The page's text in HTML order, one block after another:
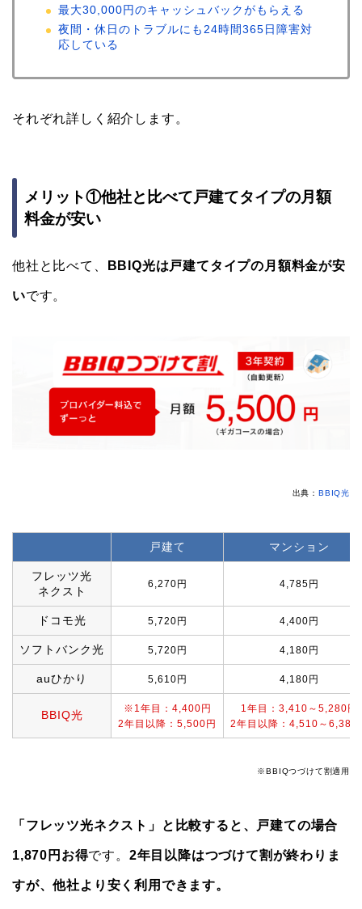
最大30,000円のキャッシュバックがもらえる
夜間・休日のトラブルにも24時間365日障害対
応している
それぞれ詳しく紹介します。
メリット①他社と比べて戸建てタイプの月額
料金が安い
他社と比べて、 BBIQ光は戸建てタイプの月額料金が安
いです。
出典： BBIQ光
戸建て マンション
フレッツ光
ネクスト
6,270円 4,785円
ドコモ光 5,720円 4,400円
ソフトバンク光 5,720円 4,180円
auひかり 5,610円 4,180円
BBIQ光
※1年目：4,400円
2年目以降：5,500円
1年目：3,410～5,280円
2年目以降：4,510～6,380
※BBIQつづけて割適用
「フレッツ光ネクスト」と比較すると、戸建ての場合
1,870円お得です。 2年目以降はつづけて割が終わりま
すが、他社より安く利用できます。